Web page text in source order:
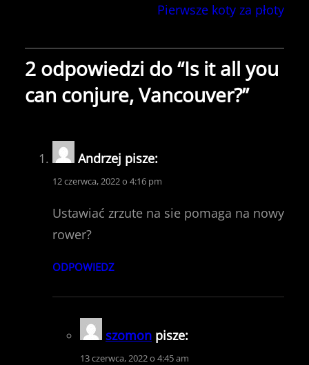
Pierwsze koty za płoty
2 odpowiedzi do “Is it all you
can conjure, Vancouver?”
Andrzej pisze:
12 czerwca, 2022 o 4:16 pm
Ustawiać zrzute na sie pomaga na nowy
rower?
ODPOWIEDZ
szomon pisze:
13 czerwca, 2022 o 4:45 am